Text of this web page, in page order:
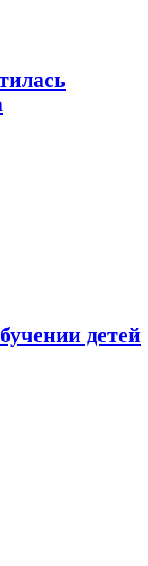
детей